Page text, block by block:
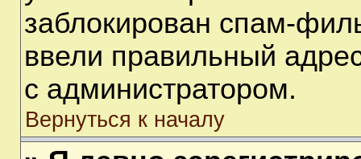
заблокирован спам-
ввели правильный
с администратором.
Вернуться к началу